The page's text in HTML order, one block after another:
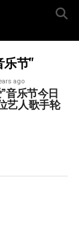
乐节"
ago
音乐节今日
艺人歌手轮